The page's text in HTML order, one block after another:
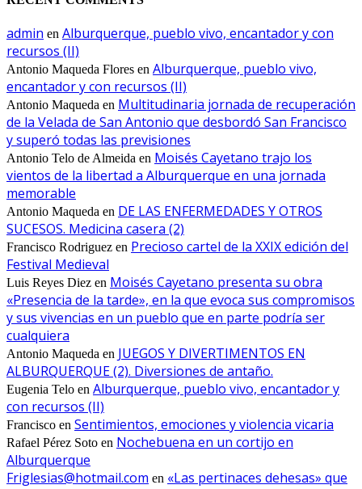
admin en Alburquerque, pueblo vivo, encantador y con
recursos (II)
Antonio Maqueda Flores en Alburquerque, pueblo vivo,
encantador y con recursos (II)
Antonio Maqueda en Multitudinaria jornada de recuperación
de la Velada de San Antonio que desbordó San Francisco
y superó todas las previsiones
Antonio Telo de Almeida en Moisés Cayetano trajo los
vientos de la libertad a Alburquerque en una jornada
memorable
Antonio Maqueda en DE LAS ENFERMEDADES Y OTROS
SUCESOS. Medicina casera (2)
Francisco Rodriguez en Precioso cartel de la XXIX edición del
Festival Medieval
Luis Reyes Diez en Moisés Cayetano presenta su obra
«Presencia de la tarde», en la que evoca sus compromisos
y sus vivencias en un pueblo que en parte podría ser
cualquiera
Antonio Maqueda en JUEGOS Y DIVERTIMENTOS EN
ALBURQUERQUE (2). Diversiones de antaño.
Eugenia Telo en Alburquerque, pueblo vivo, encantador y
con recursos (II)
Francisco en Sentimientos, emociones y violencia vicaria
Rafael Pérez Soto en Nochebuena en un cortijo en
Alburquerque
Friglesias@hotmail.com en «Las pertinaces dehesas» que